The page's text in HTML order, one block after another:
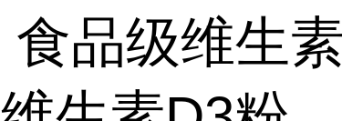
食品级维生